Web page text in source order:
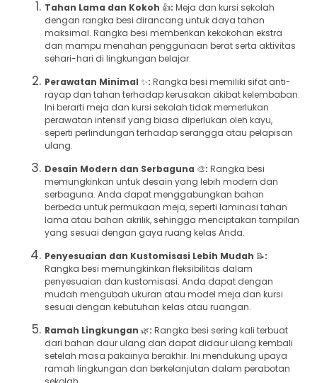
Tahan Lama dan Kokoh 👍: Meja dan kursi sekolah
dengan rangka besi dirancang untuk daya tahan
maksimal. Rangka besi memberikan kekokohan ekstra
dan mampu menahan penggunaan berat serta aktivitas
sehari-hari di lingkungan belajar.
Perawatan Minimal ✨: Rangka besi memiliki sifat anti-
rayap dan tahan terhadap kerusakan akibat kelembaban.
Ini berarti meja dan kursi sekolah tidak memerlukan
perawatan intensif yang biasa diperlukan oleh kayu,
seperti perlindungan terhadap serangga atau pelapisan
ulang.
Desain Modern dan Serbaguna 🎨: Rangka besi
memungkinkan untuk desain yang lebih modern dan
serbaguna. Anda dapat menggabungkan bahan
berbeda untuk permukaan meja, seperti laminasi tahan
lama atau bahan akrilik, sehingga menciptakan tampilan
yang sesuai dengan gaya ruang kelas Anda.
Penyesuaian dan Kustomisasi Lebih Mudah 📝:
Rangka besi memungkinkan fleksibilitas dalam
penyesuaian dan kustomisasi. Anda dapat dengan
mudah mengubah ukuran atau model meja dan kursi
sesuai dengan kebutuhan kelas atau ruangan.
Ramah Lingkungan 🌿: Rangka besi sering kali terbuat
dari bahan daur ulang dan dapat didaur ulang kembali
setelah masa pakainya berakhir. Ini mendukung upaya
ramah lingkungan dan berkelanjutan dalam perabotan